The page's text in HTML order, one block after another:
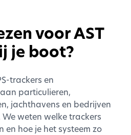
voor AST
je boot?
trackers en
particulieren,
jachthavens en bedrijven
weten welke trackers
en hoe je het systeem zo